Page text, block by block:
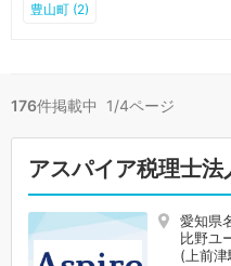
豊山町 (2)
176件掲載中 1/4ページ
アスパイア税理士法
愛知県
比野ユ
(上前